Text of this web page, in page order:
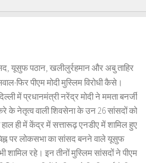
यूसुफ पठान, खलीलुर्रहमान और अबु ताहिर
फिर पीएम मोदी मुस्लिम विरोधी कैसे।
में प्रधानमंत्री नरेंद्र मोदी ने ममता बनर्जी
के नेतृत्व वाली शिवसेना के उन 26 सांसदों को
ही में केंद्र में सत्तारूढ़ एनडीए में शामिल हुए
पर लोकसभा का सांसद बनने वाले यूसुफ
शामिल रहे। इन तीनों मुस्लिम सांसदों ने पीएम